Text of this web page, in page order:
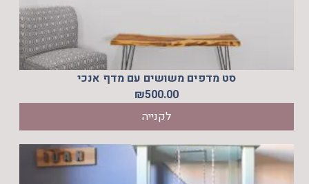
סט מדפים משושים עם מדף אנכי
₪500.00
לקנייה